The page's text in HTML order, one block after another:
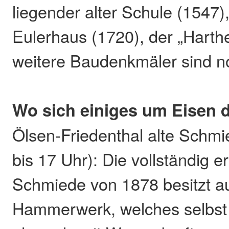
liegender alter Schule
Eulerhaus (1720), der
weitere Baudenkmäler sind
Wo sich einiges um Eisen
Ölsen-Friedenthal alte
bis 17 Uhr): Die vollständig
Schmiede von 1878 besitzt
Hammerwerk, welches